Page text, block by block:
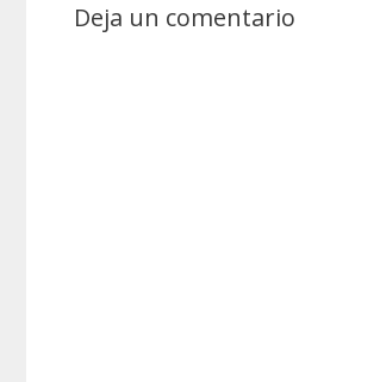
Deja un comentario